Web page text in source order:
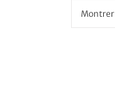
Pour une soirée
Montrer